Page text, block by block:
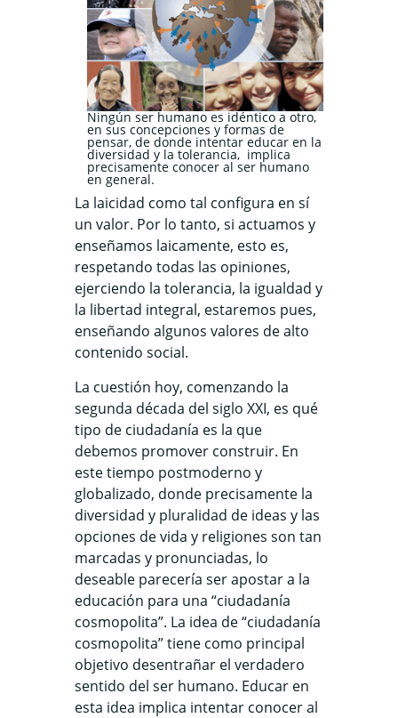
Ningún ser humano es idéntico a otro,
en sus concepciones y formas de
pensar, de donde intentar educar en la
diversidad y la tolerancia, implica
precisamente conocer al ser humano
en general.
La laicidad como tal configura en sí
un valor. Por lo tanto, si actuamos y
enseñamos laicamente, esto es,
respetando todas las opiniones,
ejerciendo la tolerancia, la igualdad y
la libertad integral, estaremos pues,
enseñando algunos valores de alto
contenido social.
La cuestión hoy, comenzando la
segunda década del siglo XXI, es qué
tipo de ciudadanía es la que
debemos promover construir. En
este tiempo postmoderno y
globalizado, donde precisamente la
diversidad y pluralidad de ideas y las
opciones de vida y religiones son tan
marcadas y pronunciadas, lo
deseable parecería ser apostar a la
educación para una “ciudadanía
cosmopolita”. La idea de “ciudadanía
cosmopolita” tiene como principal
objetivo desentrañar el verdadero
sentido del ser humano. Educar en
esta idea implica intentar conocer al